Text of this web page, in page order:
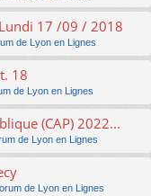
Lundi 17 /09 / 2018
de Lyon en Lignes
18
de Lyon en Lignes
(CAP) 2022...
de Lyon en Lignes
de Lyon en Lignes